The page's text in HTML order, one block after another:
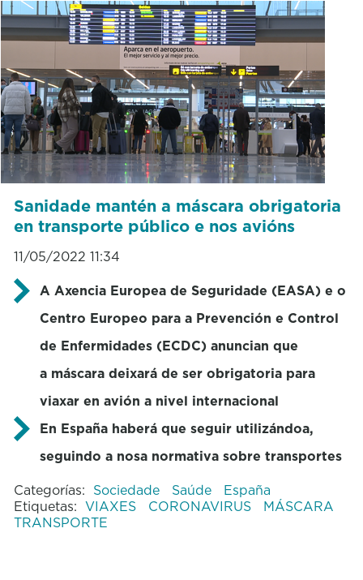
Sanidade mantén a máscara obrigatoria
en transporte público e nos avións
11/05/2022 11:34
A Axencia Europea de Seguridade (EASA) e o
Centro Europeo para a Prevención e Control
de Enfermidades (ECDC) anuncian que
a máscara deixará de ser obrigatoria para
viaxar en avión a nivel internacional
En España haberá que seguir utilizándoa,
seguindo a nosa normativa sobre transportes
Categorías: Sociedade Saúde
España
Etiquetas: VIAXES CORONAVIRUS
MÁSCARA
TRANSPORTE